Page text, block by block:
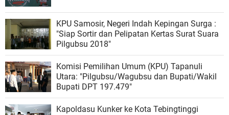
KPU Samosir, Negeri Indah Kepingan Surga :
"Siap Sortir dan Pelipatan Kertas Surat Suara
Pilgubsu 2018"
Komisi Pemilihan Umum (KPU) Tapanuli
Utara: "Pilgubsu/Wagubsu dan Bupati/Wakil
Bupati DPT 197.479"
Kapoldasu Kunker ke Kota Tebingtinggi